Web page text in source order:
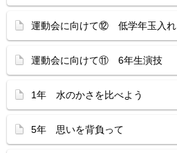
運動会に向けて⑫ 低学年玉入れ
運動会に向けて⑪ 6年生演技
1年 水のかさを比べよう
5年 思いを背負って